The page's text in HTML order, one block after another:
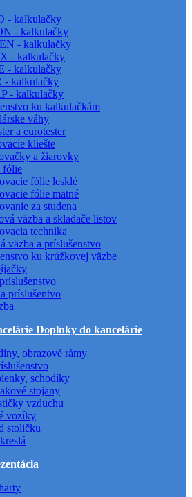
- kalkulačky
- kalkulačky
- kalkulačky
- kalkulačky
- kalkulačky
- kalkulačky
- kalkulačky
ku kalkulačkám
váhy
a eurotester
kliešte
a žiarovky
fólie
fólie lesklé
fólie matné
za studena
väzba a skladače listov
technika
väzba a príslušenstvo
ku krúžkovej väzbe
príslušentvo
Doplnky do kancelárie
obrazové rámy
schodíky
stojany
vzduchu
vozíky
stoličku